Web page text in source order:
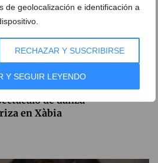
de geolocalización e identificación a
RECHAZAR Y SUSCRIBIRSE
Y SEGUIR LEYENDO
de danza
en Xàbia